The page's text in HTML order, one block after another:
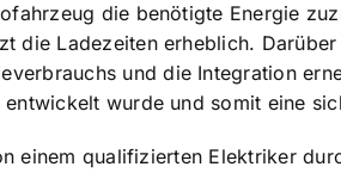
die benötigte Energie
die Ladezeiten erheblich.
und die Integration
wurde und somit eine
einem qualifizierten Elektriker